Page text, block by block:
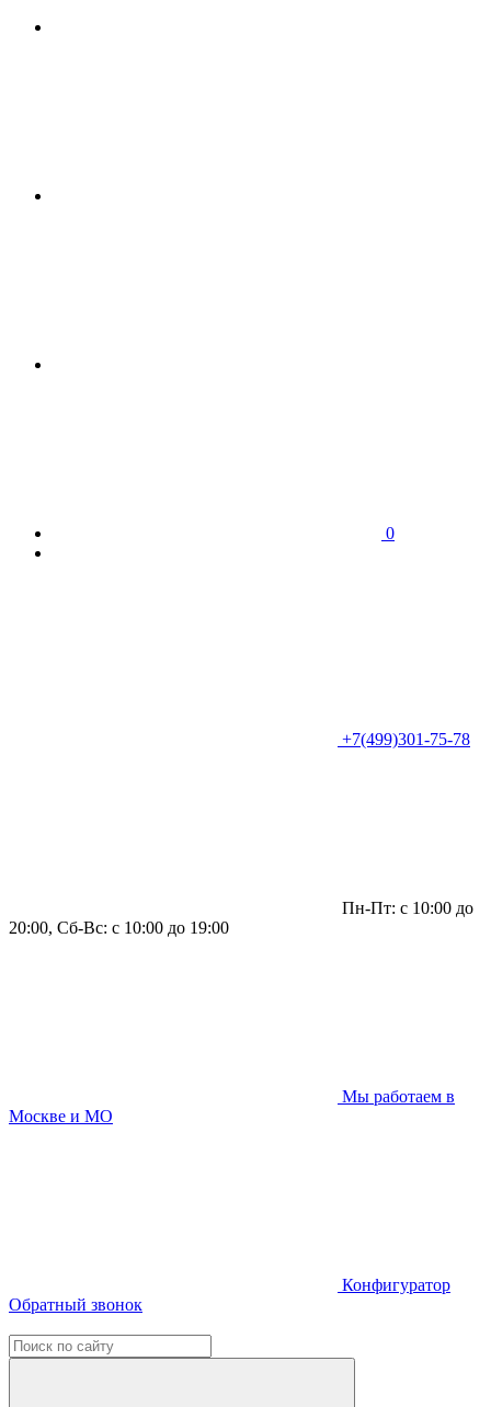
0
+7(499)301-75-78
Пн-Пт: с 10:00 до
20:00, Сб-Вс: с 10:00 до 19:00
Мы работаем в
Москве и МО
Конфигуратор
Обратный звонок